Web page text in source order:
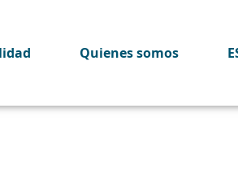
Quienes somos